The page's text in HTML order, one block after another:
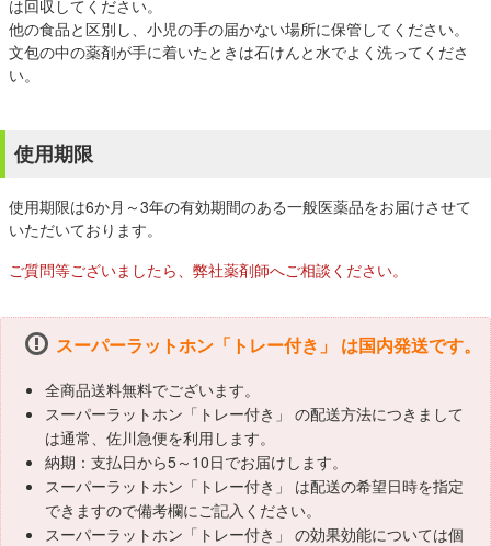
は回収してください。
他の食品と区別し、小児の手の届かない場所に保管してください。
文包の中の薬剤が手に着いたときは石けんと水でよく洗ってくださ
い。
使用期限
使用期限は6か月～3年の有効期間のある一般医薬品をお届けさせて
いただいております。
ご質問等ございましたら、弊社薬剤師へご相談ください。
スーパーラットホン「トレー付き」 は国内発送です。
全商品送料無料でございます。
スーパーラットホン「トレー付き」 の配送方法につきまして
は通常、佐川急便を利用します。
納期：支払日から5～10日でお届けします。
スーパーラットホン「トレー付き」 は配送の希望日時を指定
できますので備考欄にご記入ください。
スーパーラットホン「トレー付き」 の効果効能については個